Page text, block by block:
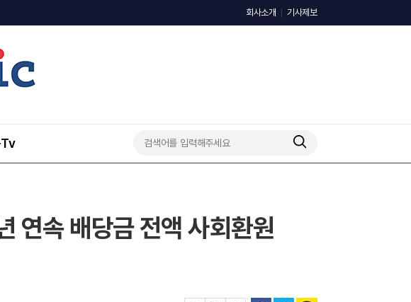
회사소개 기사제보
연속 배당금 전액 사회환원